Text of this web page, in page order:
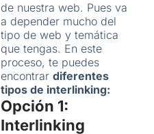
de nuestra web. Pues va
a depender mucho del
tipo de web y temática
que tengas. En este
proceso, te puedes
encontrar diferentes
tipos de interlinking:
Opción 1:
Interlinking